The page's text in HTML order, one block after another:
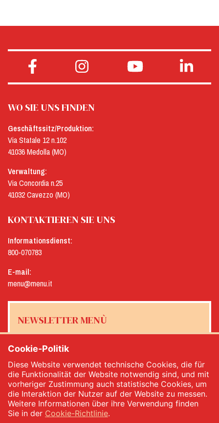
WO SIE UNS FINDEN
Geschäftssitz/Produktion:
Via Statale 12 n.102
41036 Medolla (MO)
Verwaltung:
Via Concordia n.25
41032 Cavezzo (MO)
KONTAKTIEREN SIE UNS
Informationsdienst:
800-070783
E-mail:
menu@menu.it
NEWSLETTER MENÙ
Ja, ich möchte den Newsletter von Menù erhalten*
MELDEN SIE SICH AN
Cookie-Politik
Diese Website verwendet technische Cookies, die für
die Funktionalität der Website notwendig sind, und mit
vorheriger Zustimmung auch statistische Cookies, um
die Interaktion der Nutzer auf der Website zu messen.
Weitere Informationen über ihre Verwendung finden
Sie in der Cookie-Richtlinie.